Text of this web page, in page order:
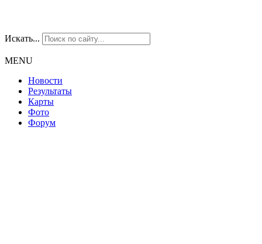
Искать...
MENU
Новости
Результаты
Карты
Фото
Форум